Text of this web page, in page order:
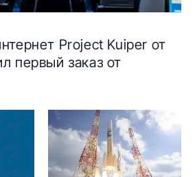
Project Kuiper от
первый заказ от